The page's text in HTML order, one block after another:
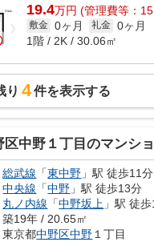
19.4万円 (管理費等：
敷金 0ヶ月 礼金 0ヶ月
1階 / 2K / 30.06㎡
り 4件を表示する
区中野１丁目のマンシ
総武線 「東中野 」駅 徒歩11分
中央線 「中野 」駅 徒歩13分
丸ノ内線 「中野坂上 」駅 徒
築19年 / 20.65㎡
東京都中野区中野 １丁目